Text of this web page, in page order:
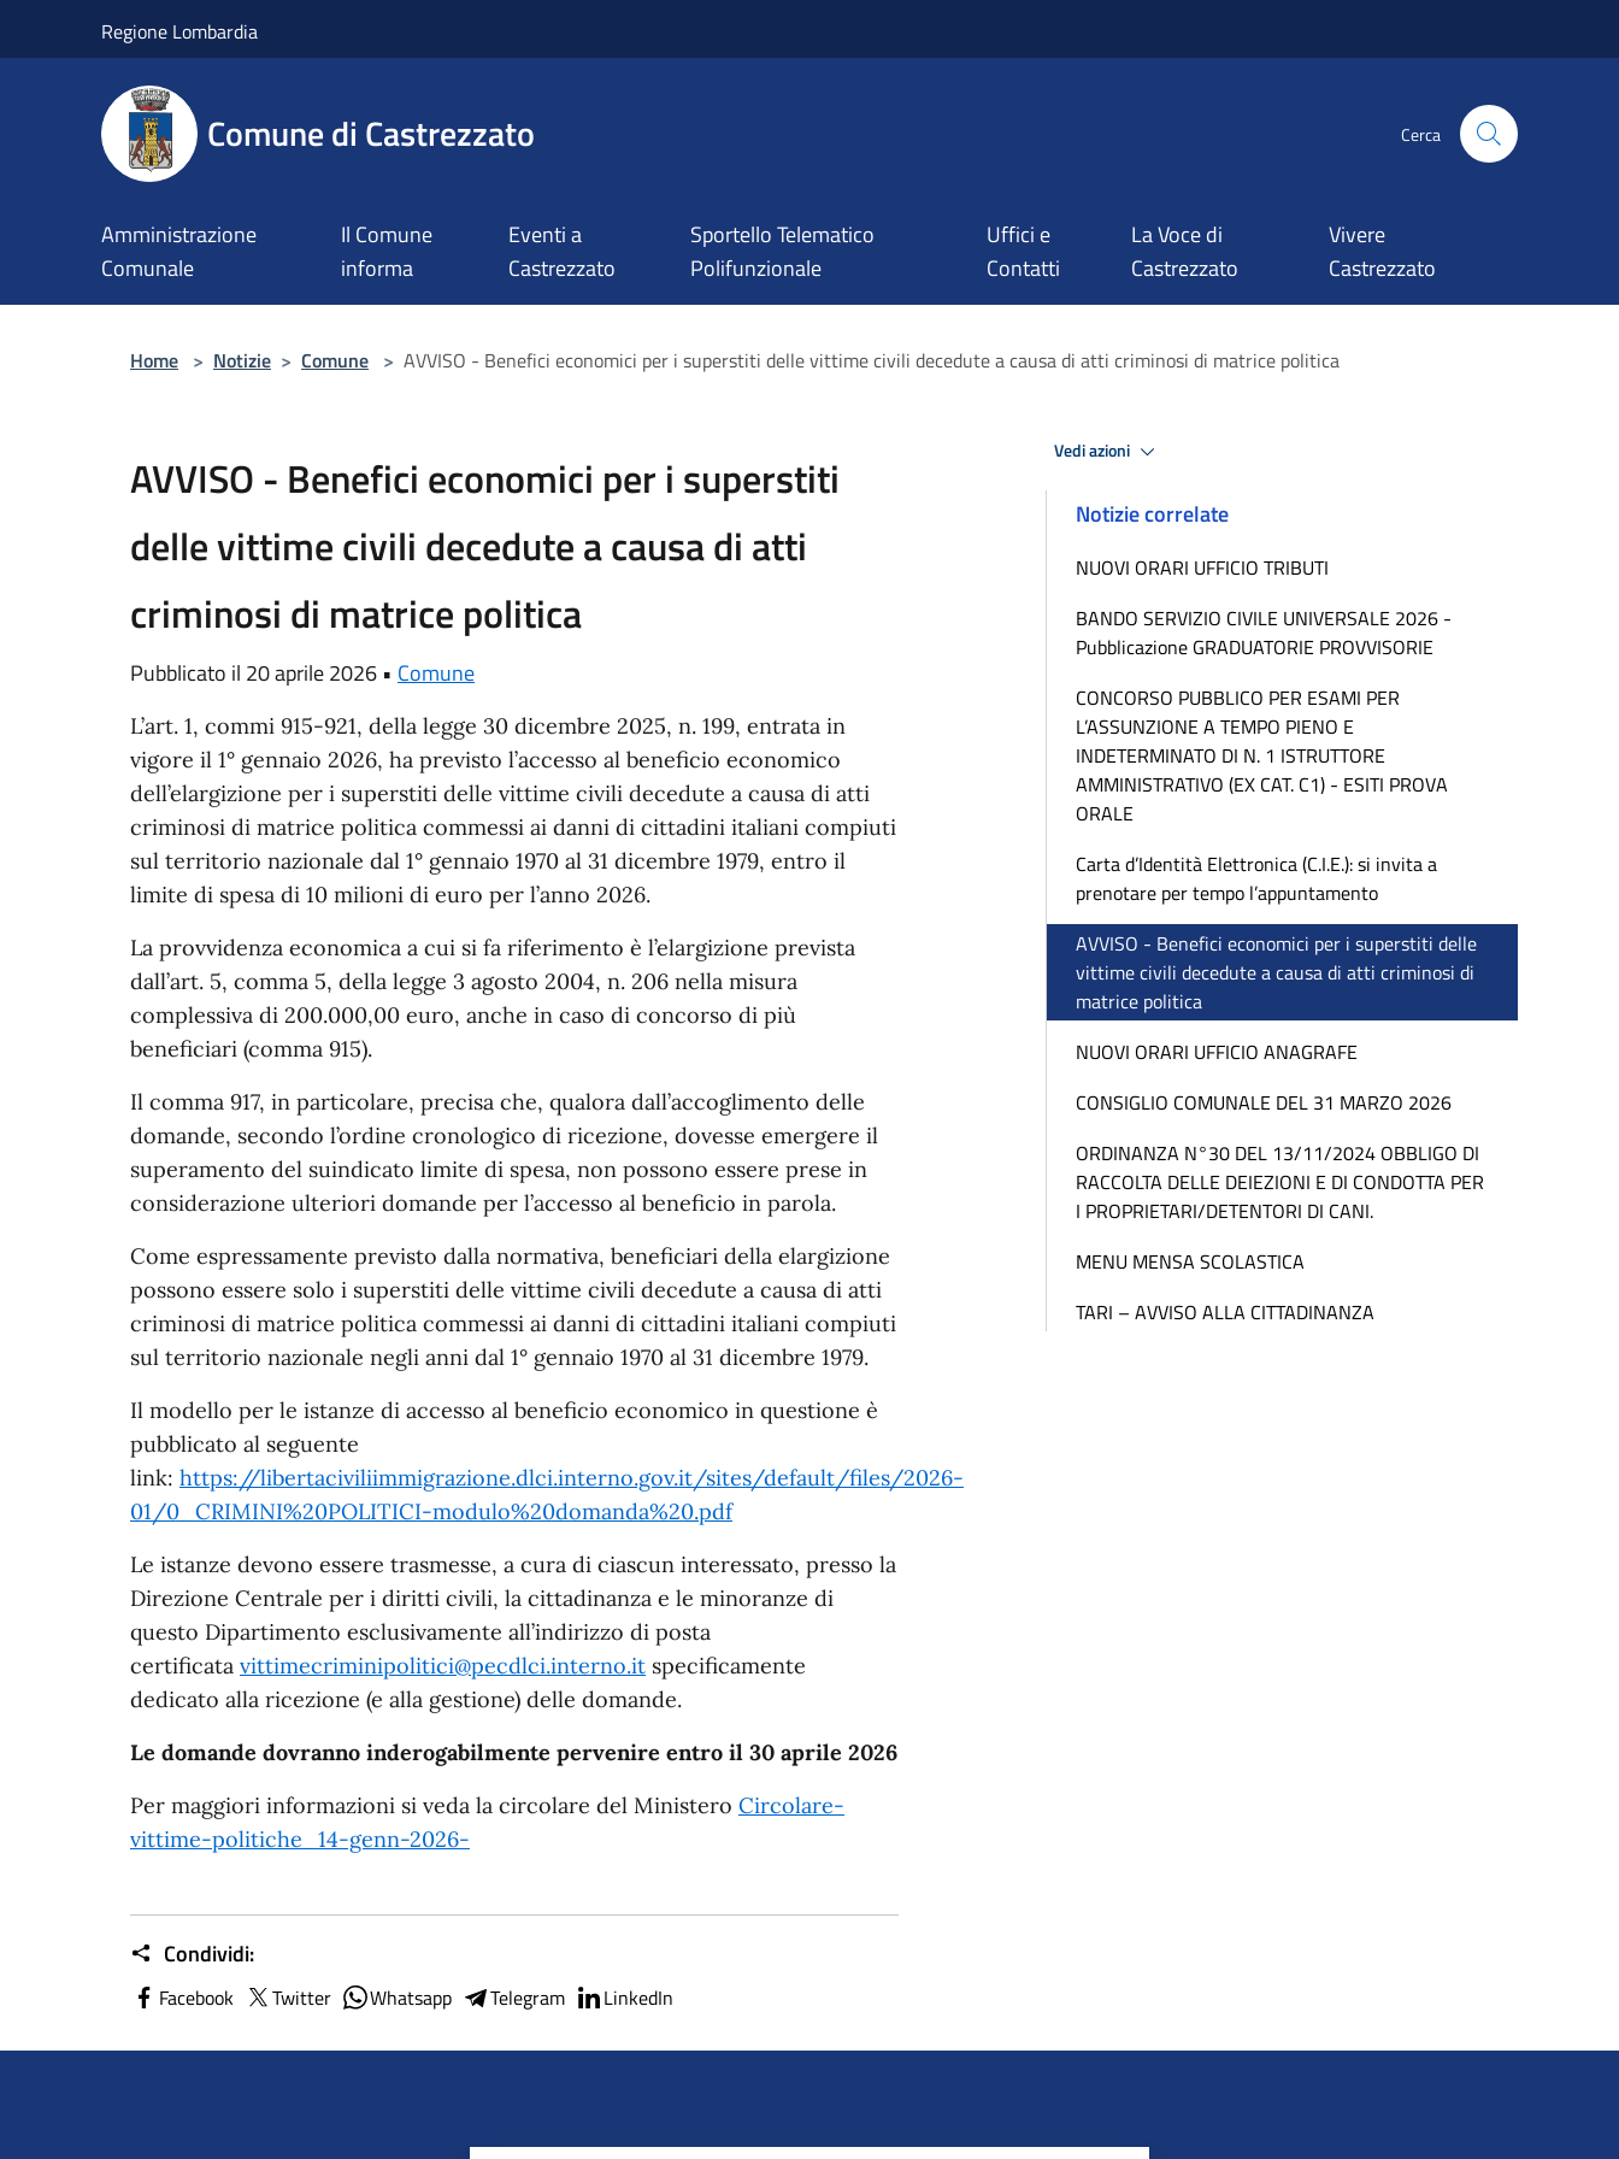
Regione Lombardia
Comune di Castrezzato Cerca
Amministrazione
Comunale
Il Comune
informa
Eventi a
Castrezzato
Sportello Telematico
Polifunzionale
Uffici e
Contatti
La Voce di
Castrezzato
Vivere
Castrezzato
Home > Notizie > Comune > AVVISO - Benefici economici per i superstiti delle vittime civili decedute a causa di atti criminosi di matrice politica
AVVISO - Benefici economici per i superstiti
delle vittime civili decedute a causa di atti
criminosi di matrice politica
Pubblicato il 20 aprile 2026 • Comune
L’art. 1, commi 915-921, della legge 30 dicembre 2025, n. 199, entrata in
vigore il 1° gennaio 2026, ha previsto l’accesso al beneficio economico
dell’elargizione per i superstiti delle vittime civili decedute a causa di atti
criminosi di matrice politica commessi ai danni di cittadini italiani compiuti
sul territorio nazionale dal 1° gennaio 1970 al 31 dicembre 1979, entro il
limite di spesa di 10 milioni di euro per l’anno 2026.
La provvidenza economica a cui si fa riferimento è l’elargizione prevista
dall’art. 5, comma 5, della legge 3 agosto 2004, n. 206 nella misura
complessiva di 200.000,00 euro, anche in caso di concorso di più
beneficiari (comma 915).
Il comma 917, in particolare, precisa che, qualora dall’accoglimento delle
domande, secondo l’ordine cronologico di ricezione, dovesse emergere il
superamento del suindicato limite di spesa, non possono essere prese in
considerazione ulteriori domande per l’accesso al beneficio in parola.
Come espressamente previsto dalla normativa, beneficiari della elargizione
possono essere solo i superstiti delle vittime civili decedute a causa di atti
criminosi di matrice politica commessi ai danni di cittadini italiani compiuti
sul territorio nazionale negli anni dal 1° gennaio 1970 al 31 dicembre 1979.
Il modello per le istanze di accesso al beneficio economico in questione è
pubblicato al seguente
link: https://libertaciviliimmigrazione.dlci.interno.gov.it/sites/default/files/2026-
01/0_CRIMINI%20POLITICI-modulo%20domanda%20.pdf
Le istanze devono essere trasmesse, a cura di ciascun interessato, presso la
Direzione Centrale per i diritti civili, la cittadinanza e le minoranze di
questo Dipartimento esclusivamente all’indirizzo di posta
certificata vittimecriminipolitici@pecdlci.interno.it specificamente
dedicato alla ricezione (e alla gestione) delle domande.
Le domande dovranno inderogabilmente pervenire entro il 30 aprile 2026
Per maggiori informazioni si veda la circolare del Ministero Circolare-
vittime-politiche_14-genn-2026-
Condividi:
Facebook Twitter Whatsapp Telegram LinkedIn
Vedi azioni
Notizie correlate
NUOVI ORARI UFFICIO TRIBUTI
BANDO SERVIZIO CIVILE UNIVERSALE 2026 -
Pubblicazione GRADUATORIE PROVVISORIE
CONCORSO PUBBLICO PER ESAMI PER
L’ASSUNZIONE A TEMPO PIENO E
INDETERMINATO DI N. 1 ISTRUTTORE
AMMINISTRATIVO (EX CAT. C1) - ESITI PROVA
ORALE
Carta d’Identità Elettronica (C.I.E.): si invita a
prenotare per tempo l’appuntamento
AVVISO - Benefici economici per i superstiti delle
vittime civili decedute a causa di atti criminosi di
matrice politica
NUOVI ORARI UFFICIO ANAGRAFE
CONSIGLIO COMUNALE DEL 31 MARZO 2026
ORDINANZA N°30 DEL 13/11/2024 OBBLIGO DI
RACCOLTA DELLE DEIEZIONI E DI CONDOTTA PER
I PROPRIETARI/DETENTORI DI CANI.
MENU MENSA SCOLASTICA
TARI – AVVISO ALLA CITTADINANZA